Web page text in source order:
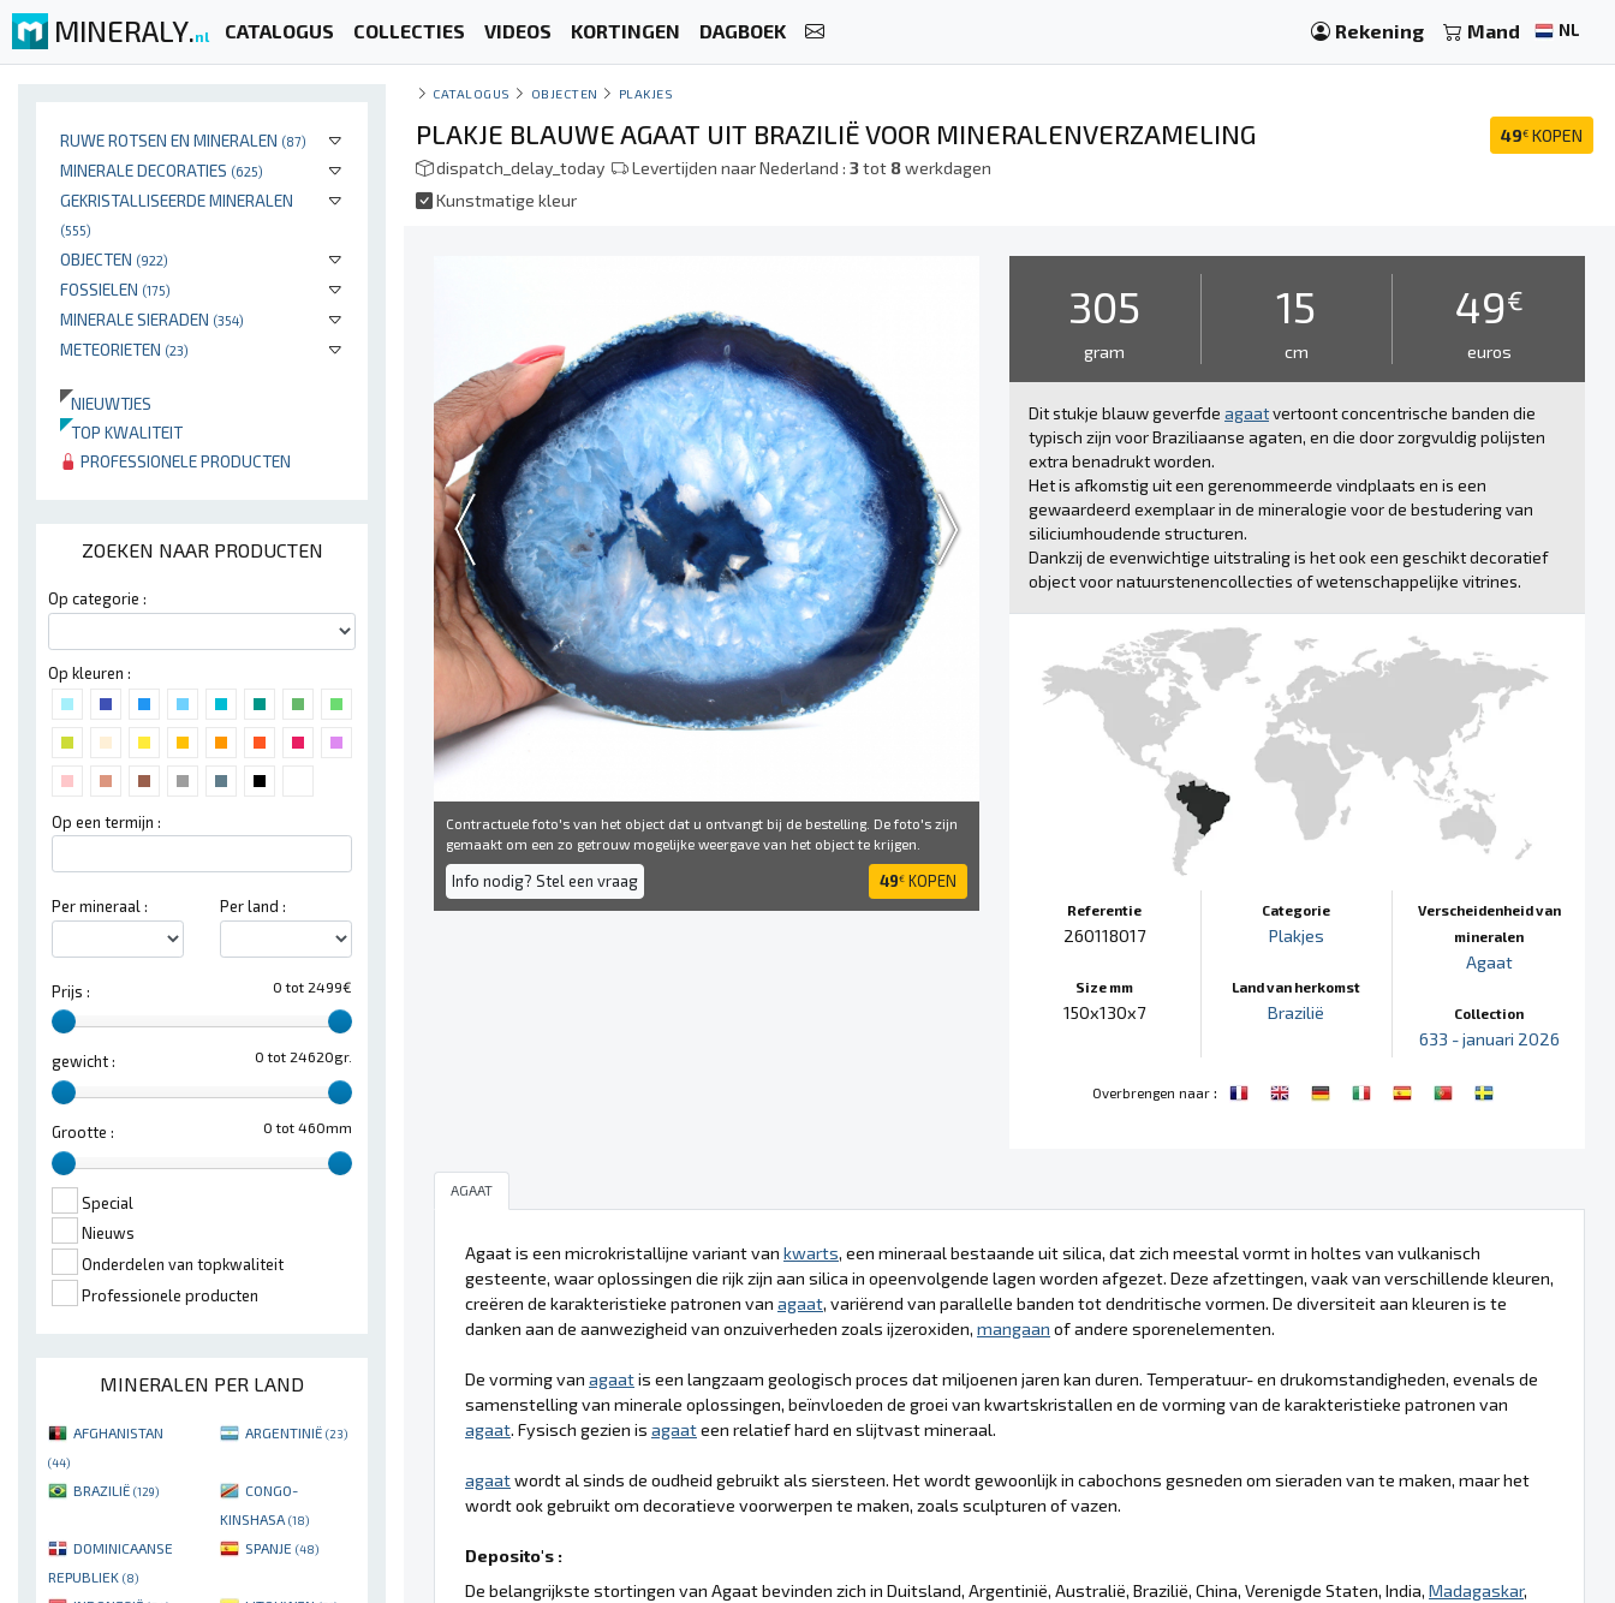
MINERALY.nl CATALOGUS COLLECTIES VIDEOS KORTINGEN DAGBOEK Rekening Mand NL
RUWE ROTSEN EN MINERALEN (87)
MINERALE DECORATIES (625)
GEKRISTALLISEERDE MINERALEN
(555)
OBJECTEN (922)
FOSSIELEN (175)
MINERALE SIERADEN (354)
METEORIETEN (23)
NIEUWTJES
TOP KWALITEIT
PROFESSIONELE PRODUCTEN
ZOEKEN NAAR PRODUCTEN
Op categorie :
Op kleuren :
Op een termijn :
Per mineraal : Per land :
0 tot 2499€
Prijs :
0 tot 24620gr.
gewicht :
0 tot 460mm
Grootte :
Special
Nieuws
Onderdelen van topkwaliteit
Professionele producten
MINERALEN PER LAND
AFGHANISTAN
(44)
ARGENTINIË (23)
BRAZILIË (129)
CONGO-
KINSHASA (18)
DOMINICAANSE
REPUBLIEK (8)
SPANJE (48)
CATALOGUS OBJECTEN PLAKJES
49€ KOPEN
PLAKJE BLAUWE AGAAT UIT BRAZILIË VOOR MINERALENVERZAMELING
dispatch_delay_today Levertijden naar Nederland : 3tot 8werkdagen
Kunstmatige kleur
Contractuele foto's van het object dat u ontvangt bij de bestelling. De foto's zijn
gemaakt om een ​​zo getrouw mogelijke weergave van het object te krijgen.
Info nodig? Stel een vraag 49€ KOPEN
305
gram
15
cm
49€
euros
Dit stukje blauw geverfde agaatvertoont concentrische banden die
typisch zijn voor Braziliaanse agaten, en die door zorgvuldig polijsten
extra benadrukt worden.
Het is afkomstig uit een gerenommeerde vindplaats en is een
gewaardeerd exemplaar in de mineralogie voor de bestudering van
siliciumhoudende structuren.
Dankzij de evenwichtige uitstraling is het ook een geschikt decoratief
object voor natuurstenencollecties of wetenschappelijke vitrines.
Referentie
260118017
Size mm
150x130x7
Categorie
Plakjes
Land van herkomst
Brazilië
Verscheidenheid van
mineralen
Agaat
Collection
633 - januari 2026
Overbrengen naar :
AGAAT
Agaat is een microkristallijne variant van kwarts, een mineraal bestaande uit silica, dat zich meestal vormt in holtes van vulkanisch
gesteente, waar oplossingen die rijk zijn aan silica in opeenvolgende lagen worden afgezet. Deze afzettingen, vaak van verschillende kleuren,
creëren de karakteristieke patronen van agaat, variërend van parallelle banden tot dendritische vormen. De diversiteit aan kleuren is te
danken aan de aanwezigheid van onzuiverheden zoals ijzeroxiden, mangaan of andere sporenelementen.
De vorming van agaatis een langzaam geologisch proces dat miljoenen jaren kan duren. Temperatuur- en drukomstandigheden, evenals de
samenstelling van minerale oplossingen, beïnvloeden de groei van kwartskristallen en de vorming van de karakteristieke patronen van
agaat. Fysisch gezien is agaateen relatief hard en slijtvast mineraal.
agaatwordt al sinds de oudheid gebruikt als siersteen. Het wordt gewoonlijk in cabochons gesneden om sieraden van te maken, maar het
wordt ook gebruikt om decoratieve voorwerpen te maken, zoals sculpturen of vazen.
Deposito's :
De belangrijkste stortingen van Agaat bevinden zich in Duitsland, Argentinië, Australië, Brazilië, China, Verenigde Staten, India, Madagaskar,